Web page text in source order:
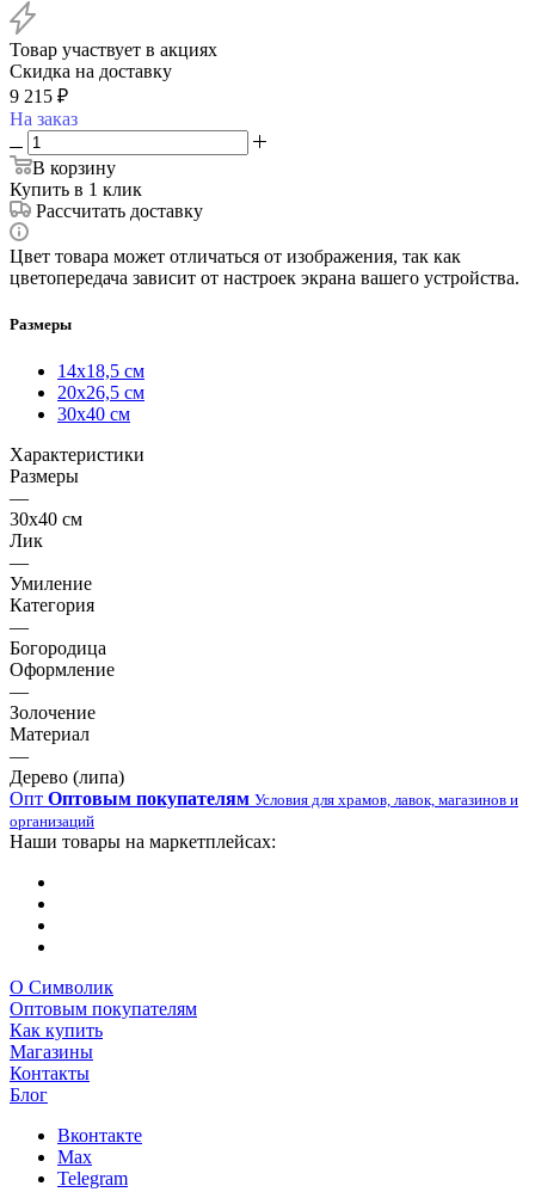
Товар участвует в акциях
Скидка на доставку
9 215 ₽
На заказ
В корзину
Купить в 1 клик
Рассчитать доставку
Цвет товара может отличаться от изображения, так как
цветопередача зависит от настроек экрана вашего устройства.
Размеры
14х18,5 см
20х26,5 см
30х40 см
Характеристики
Размеры
—
30х40 см
Лик
—
Умиление
Категория
—
Богородица
Оформление
—
Золочение
Материал
—
Дерево (липа)
Опт Оптовым покупателям Условия для храмов, лавок, магазинов и
организаций
Наши товары на маркетплейсах:
О Символик
Оптовым покупателям
Как купить
Магазины
Контакты
Блог
Вконтакте
Max
Telegram